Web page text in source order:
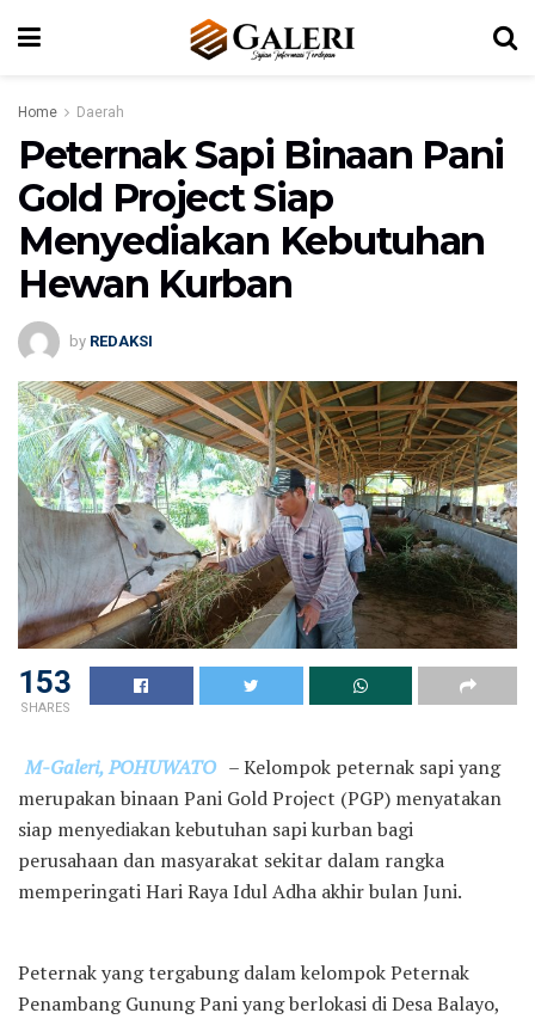
Home Daerah
Peternak Sapi Binaan Pani
Gold Project Siap
Menyediakan Kebutuhan
Hewan Kurban
by REDAKSI
153
SHARES
M-Galeri, POHUWATO – Kelompok peternak sapi yang
merupakan binaan Pani Gold Project (PGP) menyatakan
siap menyediakan kebutuhan sapi kurban bagi
perusahaan dan masyarakat sekitar dalam rangka
memperingati Hari Raya Idul Adha akhir bulan Juni.
Peternak yang tergabung dalam kelompok Peternak
Penambang Gunung Pani yang berlokasi di Desa Balayo,